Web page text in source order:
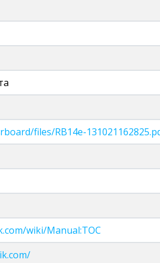
files/RB14e-
wiki/Manual:TOC